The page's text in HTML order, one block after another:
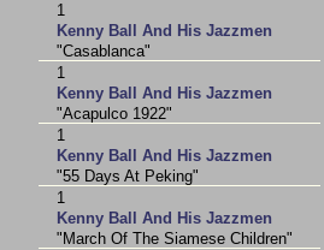
1
Kenny Ball And His Jazzmen
"Casablanca"
1
Kenny Ball And His Jazzmen
"Acapulco 1922"
1
Kenny Ball And His Jazzmen
"55 Days At Peking"
1
Kenny Ball And His Jazzmen
"March Of The Siamese Children"